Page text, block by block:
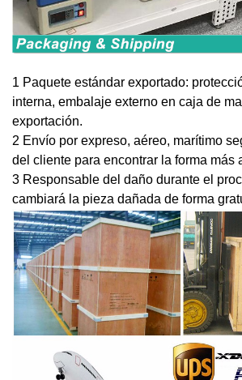
1 Paquete estándar exportado:
interna, embalaje externo en caja de
exportación.
2 Envío por expreso, aéreo, marítimo
del cliente para encontrar la forma más
3 Responsable del daño durante el
cambiará la pieza dañada de forma